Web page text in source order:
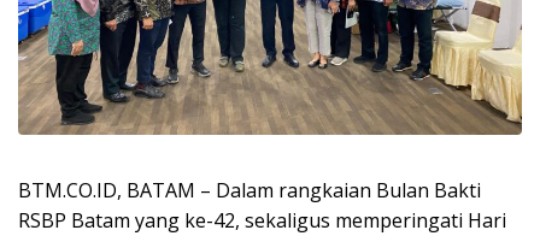
BTM.CO.ID, BATAM – Dalam rangkaian Bulan Bakti
RSBP Batam yang ke-42, sekaligus memperingati Hari